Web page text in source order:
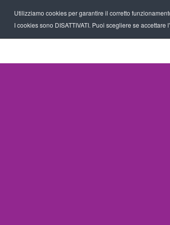
Utilizziamo cookies per garantire il corretto
I cookies sono DISATTIVATI. Puoi scegliere se